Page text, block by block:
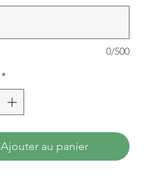
0/500
*
Ajouter au panier